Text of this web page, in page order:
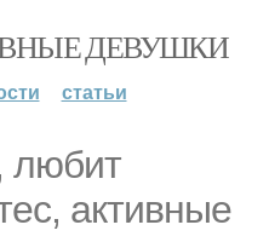
ДЕВУШКИ
статьи
любит
активные